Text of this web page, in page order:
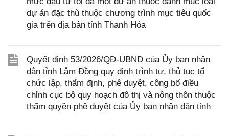
dự án đặc thù thuộc chương trình mục tiêu quốc
gia trên địa bàn tỉnh Thanh Hóa
Quyết định 53/2026/QĐ-UBND của Ủy ban nhân
dân tỉnh Lâm Đồng quy định trình tự, thủ tục tổ
chức lập, thẩm định, phê duyệt, công bố điều
chỉnh cục bộ quy hoạch đô thị và nông thôn thuộc
thẩm quyền phê duyệt của Ủy ban nhân dân tỉnh